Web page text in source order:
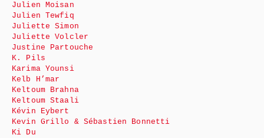
Julien Moisan
Julien Tewfiq
Juliette Simon
Juliette Volcler
Justine Partouche
K. Pils
Karima Younsi
Kelb H’mar
Keltoum Brahna
Keltoum Staali
Kévin Eybert
Kevin Grillo & Sébastien Bonnetti
Ki Du